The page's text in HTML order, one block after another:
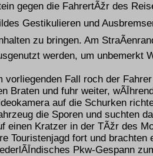
gegen die FahrertÃžr des
Gestikulieren und
zu bringen. Am
werden, um unbemerkt
vorliegenden Fall roch der
Braten und fuhr weiter,
auf die Schurken
die Sporen und suchten
einen Kratzer in der TÃžr des
Touristenjagd fort und
Pkw-Gespann